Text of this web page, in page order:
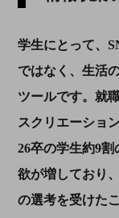
学生にとって、
ではなく、生活
ツールです。就
スクリエーショ
26卒の学生約9
欲が増しており
の選考を受けた